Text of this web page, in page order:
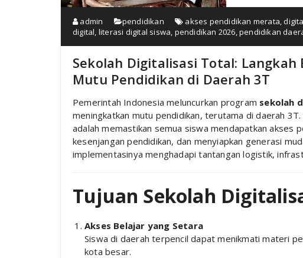
admin pendidikan akses pendidikan merata,
digital, literasi digital siswa, pendidikan 2026,pendidikan
Sekolah Digitalisasi Total:
Mutu Pendidikan di Daerah 3T
Pemerintah Indonesia meluncurkan program sekolah
meningkatkan mutu pendidikan, terutama di daerah
adalah memastikan semua siswa mendapatkan akses
kesenjangan pendidikan, dan menyiapkan generasi
implementasinya menghadapi tantangan logistik,
Tujuan Sekolah
Akses Belajar yang Setara
Siswa di daerah terpencil dapat menikmati materi
kota besar.